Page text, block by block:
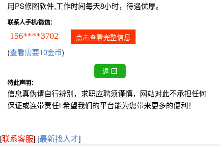
用PS修图软件,工作时间每天8小时，待遇优厚。
联系人手机/微信：
156****3702 点击查看完整信息
(查看需要10金币)
特此声明：
信息真伪请自行辨别，求职应聘须谨慎，网站对此不承担任何
保证或连带责任! 希望我们的平台能为您带来更多的便利！
[联系客服] [最新找人才]